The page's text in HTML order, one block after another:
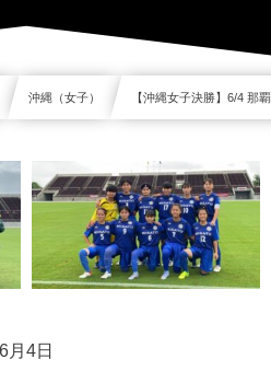
沖縄（女子） 【沖縄女子決勝】6/4 那
6月4日